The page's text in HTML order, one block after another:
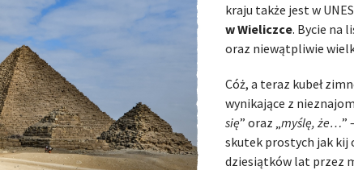
kraju także jest w
w Wieliczce. Bycie na
oraz niewątpliwie
Cóż, a teraz kubeł
wynikające z
się” oraz „ myślę, że…”
skutek prostych jak kij
dziesiątków lat przez